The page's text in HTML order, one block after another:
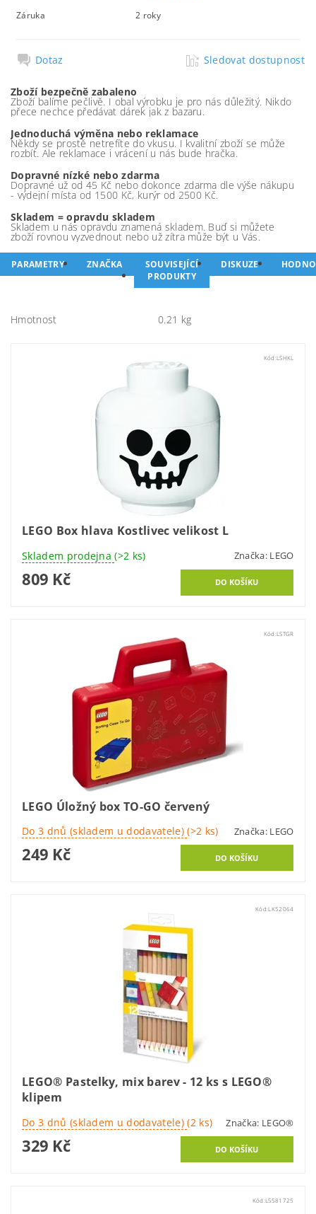
Záruka 2 roky
Dotaz Sledovat dostupnost
Zboží bezpečně zabaleno
Zboží balíme pečlivě. I obal výrobku je pro nás důležitý. Nikdo
přece nechce předávat dárek jak z bazaru.
Jednoduchá výměna nebo reklamace
Někdy se prostě netrefíte do vkusu. I kvalitní zboží se může
rozbít. Ale reklamace i vrácení u nás bude hračka.
Dopravné nízké nebo zdarma
Dopravné už od 45 Kč nebo dokonce zdarma dle výše nákupu
- výdejní místa od 1500 Kč, kurýr od 2500 Kč.
Skladem = opravdu skladem
Skladem u nás opravdu znamená skladem. Buď si můžete
zboží rovnou vyzvednout nebo už zítra může být u Vás.
PARAMETRY ZNAČKA
SOUVISEJÍCÍ
PRODUKTY
DISKUZE
Hmotnost 0.21 kg
Kód: LSHKL
LEGO Box hlava Kostlivec velikost L
Skladem prodejna(>2 ks) Značka: LEGO
809 Kč
Kód: LSTGR
LEGO Úložný box TO-GO červený
Do 3 dnů (skladem u dodavatele)(>2 ks) Značka: LEGO
249 Kč
Kód:LK52064
LEGO® Pastelky, mix barev - 12 ks s LEGO®
klipem
Do 3 dnů (skladem u dodavatele)(2 ks) Značka: LEGO®
329 Kč
Kód: LS581725